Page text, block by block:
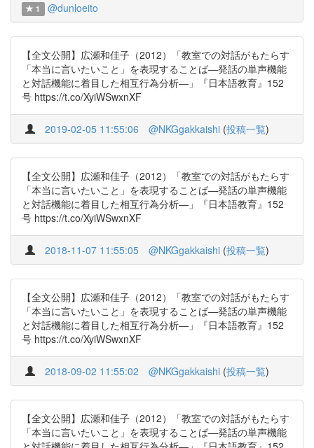
1 @dunloeito
【全文公開】広瀬和佳子（2012）「教室での対話がもたらす
「本当に言いたいこと」を表現することば―発話の単声機能
と対話機能に着目した相互行為分析―」『日本語教育』152
号 https://t.co/XyiWSwxnXF
2019-02-05 11:55:06 @NKGgakkaishi (投稿一覧)
【全文公開】広瀬和佳子（2012）「教室での対話がもたらす
「本当に言いたいこと」を表現することば―発話の単声機能
と対話機能に着目した相互行為分析―」『日本語教育』152
号 https://t.co/XyiWSwxnXF
2018-11-07 11:55:05 @NKGgakkaishi (投稿一覧)
【全文公開】広瀬和佳子（2012）「教室での対話がもたらす
「本当に言いたいこと」を表現することば―発話の単声機能
と対話機能に着目した相互行為分析―」『日本語教育』152
号 https://t.co/XyiWSwxnXF
2018-09-02 11:55:02 @NKGgakkaishi (投稿一覧)
【全文公開】広瀬和佳子（2012）「教室での対話がもたらす
「本当に言いたいこと」を表現することば―発話の単声機能